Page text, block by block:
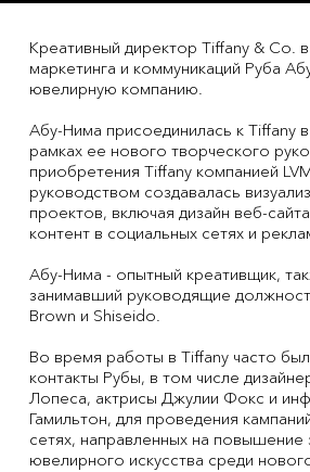
Креативный директор Tiffany & Co.
маркетинга и коммуникаций Руба
ювелирную компанию.
Абу-Нима присоединилась к Tiffany
рамках ее нового творческого
приобретения Tiffany компанией
руководством создавалась
проектов, включая дизайн веб-
контент в социальных сетях и
Абу-Нима - опытный креативщик,
занимавший руководящие
Brown и Shiseido.
Во время работы в Tiffany часто
контакты Рубы, в том числе
Лопеса, актрисы Джулии Фокс и
Гамильтон, для проведения
сетях, направленных на повышение
ювелирного искусства среди